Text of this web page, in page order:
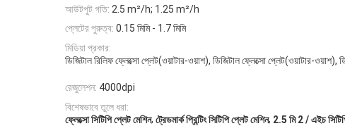
আউটপুট গতি: 2.5 m²/h; 1.25 m²/h
প্লেটের পুরুত্ব: 0.15 মিমি - 1.7 মিমি
মিডিয়া প্রকার:
ডিজিটাল রিলিফ ফ্লেক্সো প্লেট(ওয়াটার-ওয়াশ), ডিজিটাল ফ্লেক্সো প্লেট(ওয়াটার-ওয়াশ),
রেজুলেশন: 4000dpi
বিশেষভাবে তুলে ধরা:
ফ্লেক্সো সিটিপি প্লেট মেশিন, ট্রেডমার্ক প্রিন্টিং সিটিপি প্লেট মেশিন, 2.5 মি 2 / এইচ